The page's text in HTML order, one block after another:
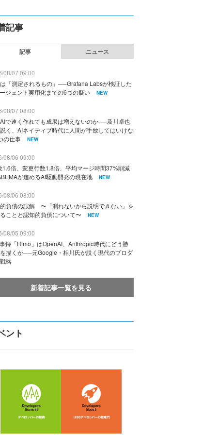
記事
記事 ニュース
08/07 09:00
「測定されるもの」──Grafana Labsが検証した
ジェント実用化までの6つの疑い
NEW
08/07 08:00
で速く作れても成果は増えないのか──及川卓也
く、AIネイティブ時代に人間が手放してはいけな
の仕事
NEW
08/06 09:00
1.6倍、変更行数1.8倍、平均マージ時間37%削減
が進めるAI駆動開発の現在地
NEW
08/06 08:00
負債の誤解 〜「測れないから説明できない」を
ことと認知的負債について〜
NEW
08/05 09:00
録「Rimo」はOpenAI、Anthropic時代にどう勝
描くか──元Google・相川氏が説く現代のプロダ
略
新着記事一覧を見る
ント